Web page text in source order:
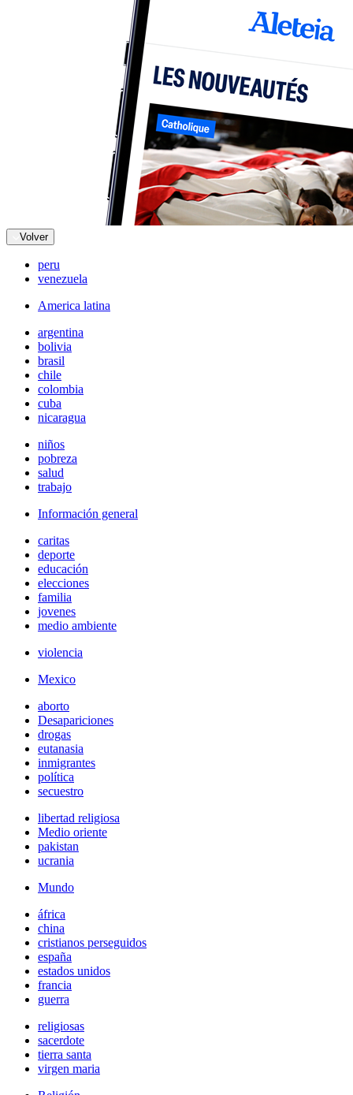
Volver
peru
venezuela
America latina
argentina
bolivia
brasil
chile
colombia
cuba
nicaragua
niños
pobreza
salud
trabajo
Información general
caritas
deporte
educación
elecciones
familia
jovenes
medio ambiente
violencia
Mexico
aborto
Desapariciones
drogas
eutanasia
inmigrantes
política
secuestro
libertad religiosa
Medio oriente
pakistan
ucrania
Mundo
áfrica
china
cristianos perseguidos
españa
estados unidos
francia
guerra
religiosas
sacerdote
tierra santa
virgen maria